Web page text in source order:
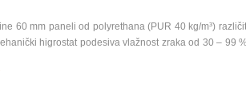
60 mm paneli od polyrethana (PUR 40 kg/m³)
higrostat podesiva vlažnost zraka od 30 – 99